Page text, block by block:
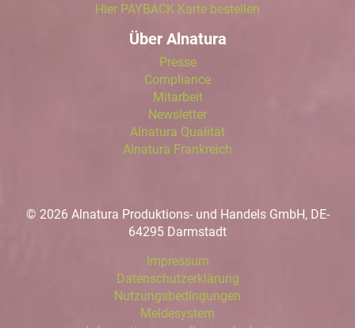
Hier PAYBACK Karte bestellen
Über Alnatura
Presse
Compliance
Mitarbeit
Newsletter
Alnatura Qualität
Alnatura Frankreich
© 2026 Alnatura Produktions- und Handels GmbH, DE-
64295 Darmstadt
Impressum
Datenschutzerklärung
Nutzungsbedingungen
Meldesystem